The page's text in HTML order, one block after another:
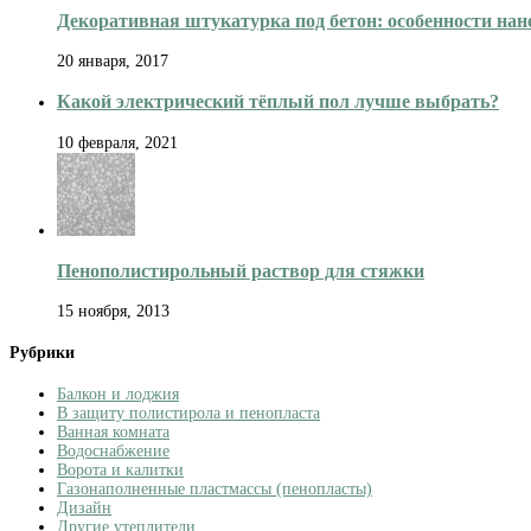
Декоративная штукатурка под бетон: особенности
20 января, 2017
Какой электрический тёплый пол лучше выбрать?
10 февраля, 2021
Пенополистирольный раствор для стяжки
15 ноября, 2013
Рубрики
Балкон и лоджия
В защиту полистирола и пенопласта
Ванная комната
Водоснабжение
Ворота и калитки
Газонаполненные пластмассы (пенопласты)
Дизайн
Другие утеплители